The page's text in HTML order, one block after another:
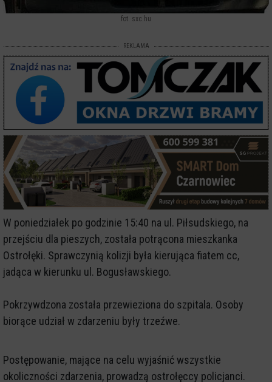
fot. sxc.hu
REKLAMA
W poniedziałek po godzinie 15:40 na ul. Piłsudskiego, na
przejściu dla pieszych, została potrącona mieszkanka
Ostrołęki. Sprawczynią kolizji była kierująca fiatem cc,
jadąca w kierunku ul. Bogusławskiego.
Pokrzywdzona została przewieziona do szpitala. Osoby
biorące udział w zdarzeniu były trzeźwe.
Postępowanie, mające na celu wyjaśnić wszystkie
okoliczności zdarzenia, prowadzą ostrołęccy policjanci.